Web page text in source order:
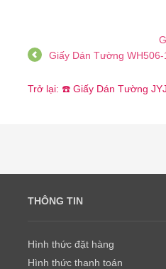
Giấy Dán Tường WH506-
Trở lại: ☎️ Giấy Dán Tường
THÔNG TIN
Hình thức đặt hàng
Hình thức thanh toán